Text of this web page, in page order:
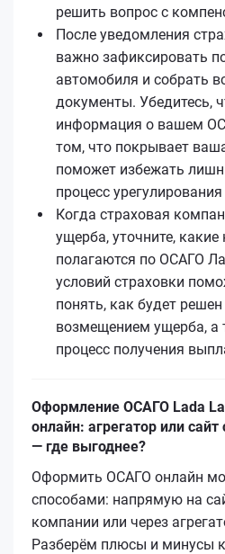
решить вопрос с
После уведомления
важно зафиксировать
автомобиля и собрать
документы. Убедитесь,
информация о вашем
том, что покрывает
поможет избежать
процесс
Когда страховая
ущерба, уточните,
полагаются по ОСАГО
условий страховки
понять, как будет
возмещением ущерба, а
процесс получения
Оформление ОСАГО Lada
онлайн: агрегатор или
— где выгоднее?
Оформить ОСАГО онлайн
способами: напрямую на
компании или через
Разберём плюсы и минусы